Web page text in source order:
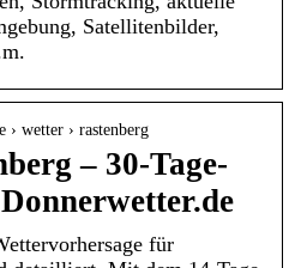
Satellitenbilder,
› wetter › rastenberg
– 30-Tage-
für